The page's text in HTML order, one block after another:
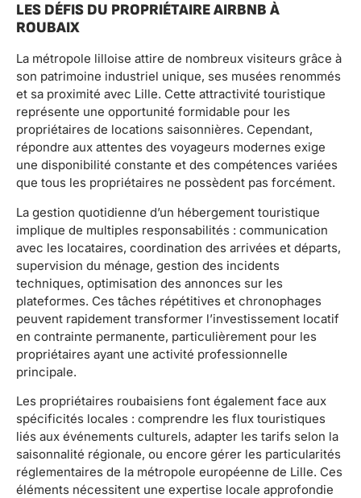
LES DÉFIS DU PROPRIÉTAIRE AIRBNB À
ROUBAIX
La métropole lilloise attire de nombreux visiteurs grâce à
son patrimoine industriel unique, ses musées renommés
et sa proximité avec Lille. Cette attractivité touristique
représente une opportunité formidable pour les
propriétaires de locations saisonnières. Cependant,
répondre aux attentes des voyageurs modernes exige
une disponibilité constante et des compétences variées
que tous les propriétaires ne possèdent pas forcément.
La gestion quotidienne d’un hébergement touristique
implique de multiples responsabilités : communication
avec les locataires, coordination des arrivées et départs,
supervision du ménage, gestion des incidents
techniques, optimisation des annonces sur les
plateformes. Ces tâches répétitives et chronophages
peuvent rapidement transformer l’investissement locatif
en contrainte permanente, particulièrement pour les
propriétaires ayant une activité professionnelle
principale.
Les propriétaires roubaisiens font également face aux
spécificités locales : comprendre les flux touristiques
liés aux événements culturels, adapter les tarifs selon la
saisonnalité régionale, ou encore gérer les particularités
réglementaires de la métropole européenne de Lille. Ces
éléments nécessitent une expertise locale approfondie